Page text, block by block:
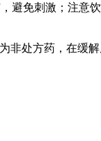
免刺激；注
处方药，在缓